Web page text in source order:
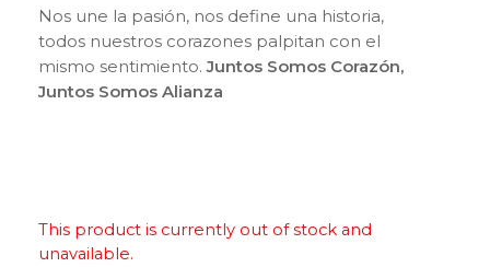
Nos une la pasión, nos define una historia,
todos nuestros corazones palpitan con el
mismo sentimiento.Juntos Somos Corazón,
Juntos Somos Alianza
This product is currently out of stock and
unavailable.